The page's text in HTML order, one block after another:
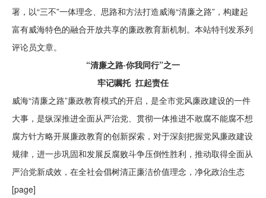
ENGLISH
署，以“三不”一体理念、思路和方法打造威海“清廉之路”，构建起
富有威海特色的融合开放共享的廉政教育新机制。本站特刊发系列
评论员文章。
“清廉之路·你我同行”之一
牢记嘱托 扛起责任
威海“清廉之路”廉政教育模式的开启，是全市党风廉政建设的一件
大事，是纵深推进全面从严治党、贯彻一体推进不敢腐不能腐不想
腐方针方略开展廉政教育的创新探索，对于深刻把握党风廉政建设
规律，进一步巩固和发展反腐败斗争压倒性胜利，推动取得全面从
严治党新成效，在全社会倡树清正廉洁价值理念，净化政治生态
[page]